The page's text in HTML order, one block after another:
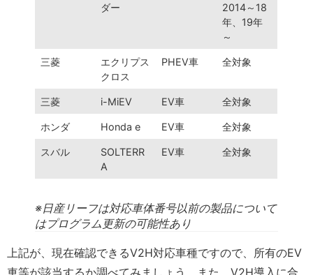
ダー
2014～18
年、19年
～
三菱
エクリプス
クロス
PHEV車 全対象
三菱 i-MiEV EV車 全対象
ホンダ Honda e EV車 全対象
スバル
SOLTERR
A
EV車 全対象
※日産リーフは対応車体番号以前の製品について
はプログラム更新の可能性あり
上記が、現在確認できるV2H対応車種ですので、所有のEV
車等が該当するか調べてみましょう。また、V2H導入に合